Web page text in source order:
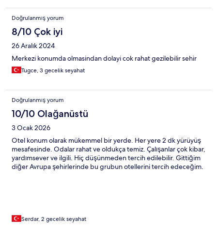
Doğrulanmış yorum
8/10 Çok iyi
26 Aralık 2024
Merkezi konumda olmasindan dolayi cok rahat gezilebilir sehir
Tugce, 3 gecelik seyahat
Doğrulanmış yorum
10/10 Olağanüstü
3 Ocak 2026
Otel konum olarak mükemmel bir yerde. Her yere 2 dk yürüyüş
mesafesinde. Odalar rahat ve oldukça temiz. Çalışanlar çok kibar,
yardımsever ve ilgili. Hiç düşünmeden tercih edilebilir. Gittiğim
diğer Avrupa şehirlerinde bu grubun otellerini tercih edeceğim.
Serdar, 2 gecelik seyahat